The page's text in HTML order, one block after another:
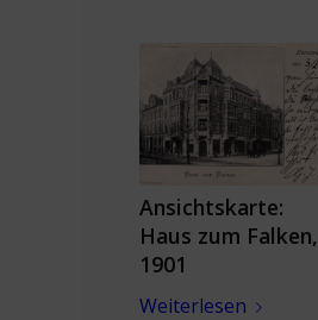
Ansichtskarte:
Haus zum Falken,
1901
Weiterlesen